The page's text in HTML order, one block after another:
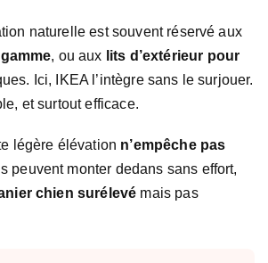
naturelle est souvent réservé aux
, ou aux lits d’extérieur pour
Ici, IKEA l’intègre sans le surjouer.
et surtout efficace.
légère élévation n’empêche pas
peuvent monter dedans sans effort,
chien surélevé mais pas